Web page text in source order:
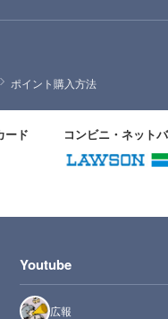
ポイント購入方法
ード コンビニ・ネット
Youtube
広報